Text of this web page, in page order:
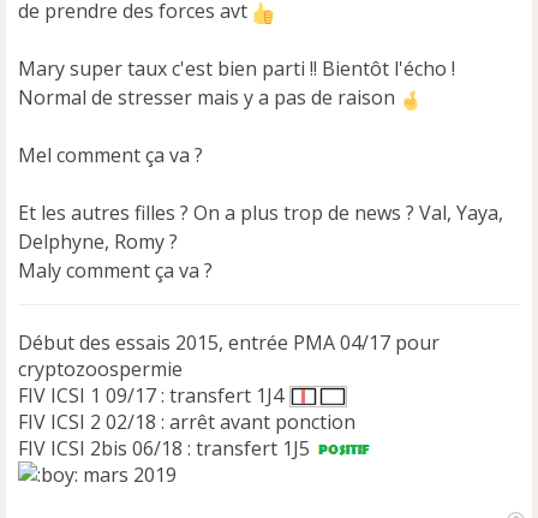
de prendre des forces avt
Mary super taux c'est bien parti !! Bientôt l'écho !
Normal de stresser mais y a pas de raison
Mel comment ça va ?
Et les autres filles ? On a plus trop de news ? Val, Yaya,
Delphyne, Romy ?
Maly comment ça va ?
Début des essais 2015, entrée PMA 04/17 pour
cryptozoospermie
FIV ICSI 1 09/17 : transfert 1J4
FIV ICSI 2 02/18 : arrêt avant ponction
FIV ICSI 2bis 06/18 : transfert 1J5
mars 2019